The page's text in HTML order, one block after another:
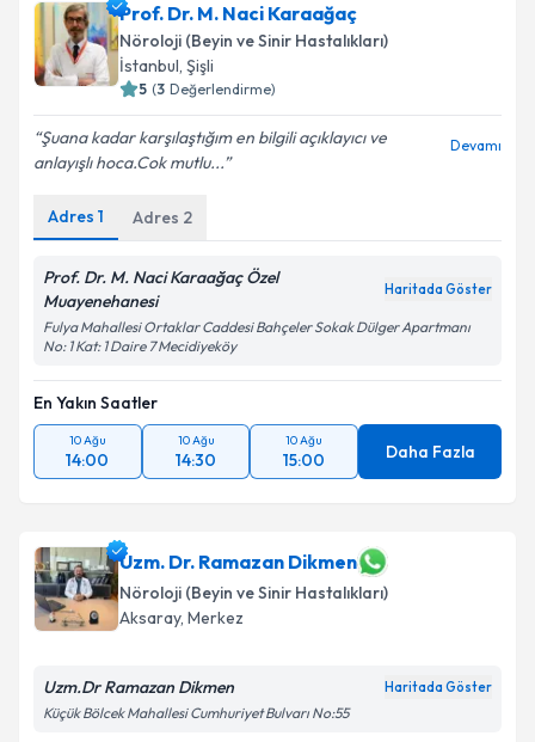
için bir takvim hazırlandığında e-posta ile
bilgilendireceğiz.
E-posta Adresiniz
Metni 'ni okudum ve kişisel verilerimin belirtilen
Takvim Talebini Gönder
Prof. Dr. M. Naci Karaağaç
Nöroloji (Beyin ve Sinir Hastalıkları)
İstanbul, Şişli
5 (3 Değerlendirme)
Şuana kadar karşılaştığım en bilgili açıklayıcı ve
anlayışlı hoca.Cok mutlu...
Devamı
Adres 1 Adres 2
Prof. Dr. M. Naci Karaağaç Özel
Muayenehanesi
Haritada Göster
Fulya Mahallesi Ortaklar Caddesi Bahçeler Sokak Dülger Apartmanı
No: 1 Kat: 1 Daire 7 Mecidiyeköy
En Yakın Saatler
10 Ağu
14:00
10 Ağu
14:30
10 Ağu
15:00 Daha Fazla
Uzm. Dr. Ramazan Dikmen
Nöroloji (Beyin ve Sinir Hastalıkları)
Aksaray, Merkez
Uzm.Dr Ramazan Dikmen Haritada Göster
Küçük Bölcek Mahallesi Cumhuriyet Bulvarı No:55